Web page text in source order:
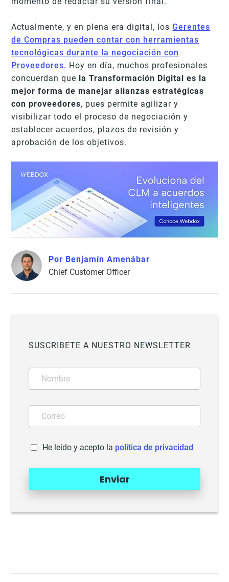
Actualmente, y en plena era digital, losGerentes
de Compras pueden contar con herramientas
tecnológicas durante la negociación con
Proveedores. Hoy en día, muchos profesionales
concuerdan que la Transformación Digital es la
mejor forma de manejar alianzas estratégicas
con proveedores, pues permite agilizar y
visibilizar todo el proceso de negociación y
establecer acuerdos, plazos de revisión y
aprobación de los objetivos.
Por Benjamín Amenábar
Chief Customer Officer
SUSCRIBETE A NUESTRO NEWSLETTER
He leído y acepto la política de privacidad
Enviar